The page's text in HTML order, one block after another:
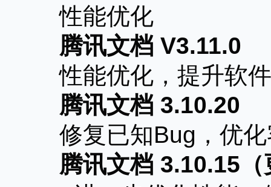
性能优化
腾讯文档 V3.11.0
性能优化，提升软
腾讯文档 3.10.20
修复已知Bug，优化
腾讯文档 3.10.15（